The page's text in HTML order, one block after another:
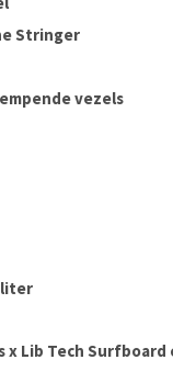
Stringer
vezels
liter
x Lib Tech